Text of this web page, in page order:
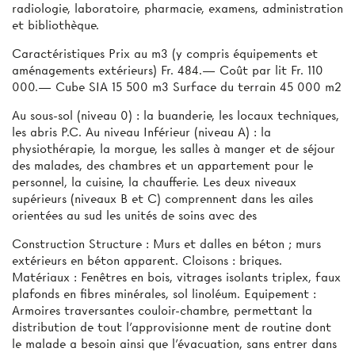
radiologie, laboratoire, pharmacie, examens, administration
et bibliothèque.
Caractéristiques Prix au m3 (y compris équipements et
aménagements extérieurs) Fr. 484.— Coût par lit Fr. 110
000.— Cube SIA 15 500 m3 Surface du terrain 45 000 m2
Au sous-sol (niveau 0) : la buanderie, les locaux techniques,
les abris P.C. Au niveau Inférieur (niveau A) : la
physiothérapie, la morgue, les salles à manger et de séjour
des malades, des chambres et un appartement pour le
personnel, la cuisine, la chaufferie. Les deux niveaux
supérieurs (niveaux B et C) comprennent dans les ailes
orientées au sud les unités de soins avec des
Construction Structure : Murs et dalles en béton ; murs
extérieurs en béton apparent. Cloisons : briques.
Matériaux : Fenêtres en bois, vitrages isolants triplex, faux
plafonds en fibres minérales, sol linoléum. Equipement :
Armoires traversantes couloir-chambre, permettant la
distribution de tout l’approvisionne­ ment de routine dont
le malade a besoin ainsi que l’évacuation, sans entrer dans